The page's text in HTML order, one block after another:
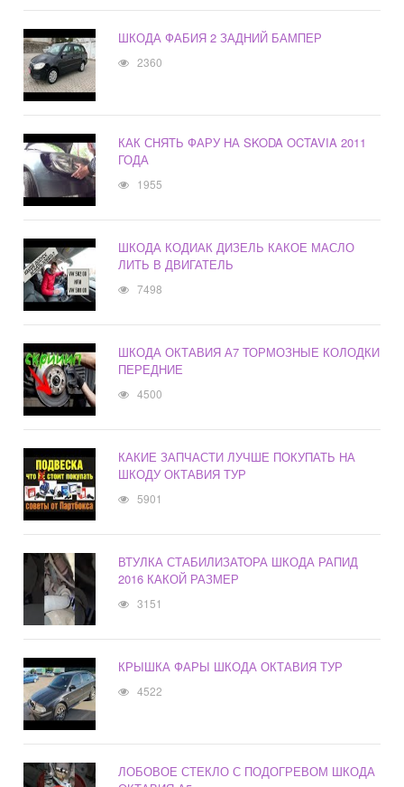
ШКОДА ФАБИЯ 2 ЗАДНИЙ БАМПЕР
2360
КАК СНЯТЬ ФАРУ НА SKODA OCTAVIA 2011
ГОДА
1955
ШКОДА КОДИАК ДИЗЕЛЬ КАКОЕ МАСЛО
ЛИТЬ В ДВИГАТЕЛЬ
7498
ШКОДА ОКТАВИЯ А7 ТОРМОЗНЫЕ КОЛОДКИ
ПЕРЕДНИЕ
4500
КАКИЕ ЗАПЧАСТИ ЛУЧШЕ ПОКУПАТЬ НА
ШКОДУ ОКТАВИЯ ТУР
5901
ВТУЛКА СТАБИЛИЗАТОРА ШКОДА РАПИД
2016 КАКОЙ РАЗМЕР
3151
КРЫШКА ФАРЫ ШКОДА ОКТАВИЯ ТУР
4522
ЛОБОВОЕ СТЕКЛО С ПОДОГРЕВОМ ШКОДА